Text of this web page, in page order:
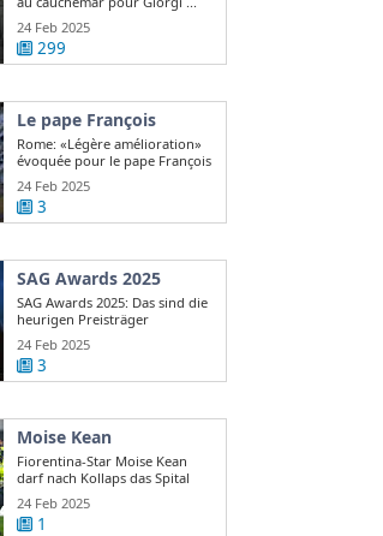
24 Feb 2025
299
Le pape François
Rome: «Légère amélioration»
évoquée pour le pape François
24 Feb 2025
3
SAG Awards 2025
SAG Awards 2025: Das sind die
heurigen Preisträger
24 Feb 2025
3
Moise Kean
Fiorentina-Star Moise Kean
darf nach Kollaps das Spital
verlassen
24 Feb 2025
1